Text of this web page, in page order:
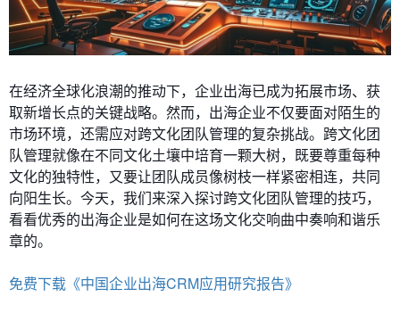
在经济全球化浪潮的推动下，企业出海已成为拓展市场、获
取新增长点的关键战略。然而，出海企业不仅要面对陌生的
市场环境，还需应对跨文化团队管理的复杂挑战。跨文化团
队管理就像在不同文化土壤中培育一颗大树，既要尊重每种
文化的独特性，又要让团队成员像树枝一样紧密相连，共同
向阳生长。今天，我们来深入探讨跨文化团队管理的技巧，
看看优秀的出海企业是如何在这场文化交响曲中奏响和谐乐
章的。
免费下载《中国企业出海CRM应用研究报告》